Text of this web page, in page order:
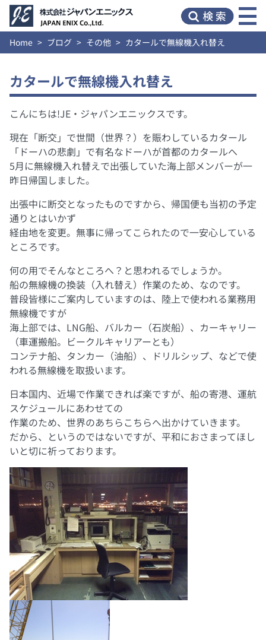
Home ブログ その他 カタールで無線機入れ替え
カタールで無線機入れ替え
こんにちは!JE・ジャパンエニックスです。
現在「断交」で世間（世界？）を賑わしているカタール
「ドーハの悲劇」で有名なドーハが首都のカタールへ
5月に無線機入れ替えで出張していた海上部メンバーが一
昨日帰国しました。
出張中に断交となったものですから、帰国便も当初の予定
通りとはいかず
経由地を変更。無事に帰ってこられたので一安心している
ところです。
何の用でそんなところへ？と思われるでしょうか。
船の無線機の換装（入れ替え）作業のため、なのです。
普段皆様にご案内していますのは、陸上で使われる業務用
無線機ですが
海上部では、LNG船、バルカー（石炭船）、カーキャリー
（車運搬船。ビークルキャリアーとも）
コンテナ船、タンカー（油船）、ドリルシップ、などで使
われる無線機を取扱います。
日本国内、近場で作業できれば楽ですが、船の寄港、運航
スケジュールにあわせての
作業のため、世界のあちらこちらへ出かけていきます。
だから、というのではないですが、平和におさまってほし
いと切に祈っております。